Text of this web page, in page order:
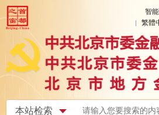
智
繁體